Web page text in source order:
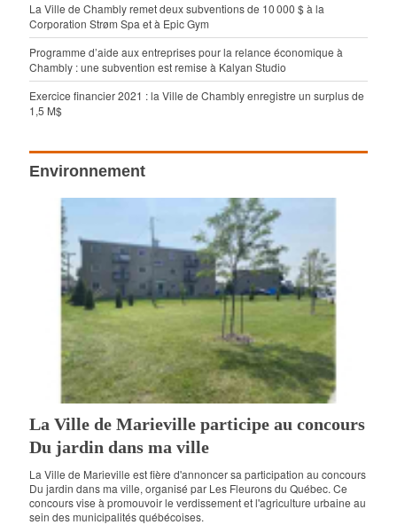
La Ville de Chambly remet deux subventions de 10 000 $ à la
Corporation Strøm Spa et à Epic Gym
Programme d’aide aux entreprises pour la relance économique à
Chambly : une subvention est remise à Kalyan Studio
Exercice financier 2021 : la Ville de Chambly enregistre un surplus de
1,5 M$
Environnement
La Ville de Marieville participe au concours
Du jardin dans ma ville
La Ville de Marieville est fière d'annoncer sa participation au concours
Du jardin dans ma ville, organisé par Les Fleurons du Québec. Ce
concours vise à promouvoir le verdissement et l'agriculture urbaine au
sein des municipalités québécoises.